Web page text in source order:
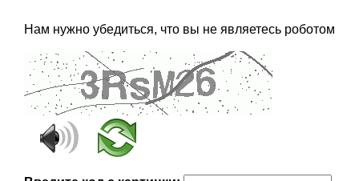
Нам нужно убедиться, что вы не являетесь роботом